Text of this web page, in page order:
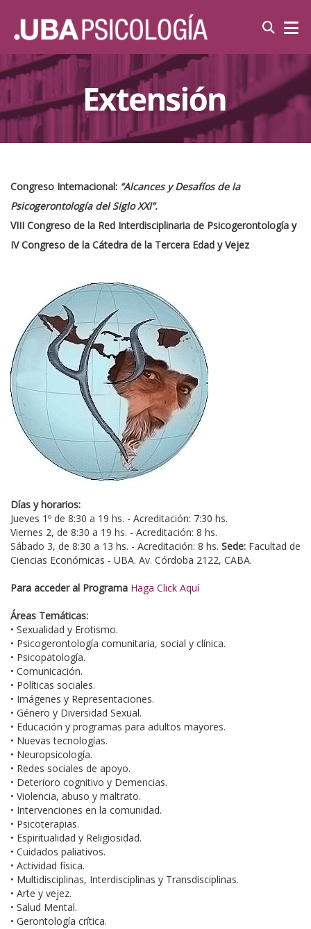
Congreso Internacional: “Alcances y Desafíos de la
Psicogerontología del Siglo XXI”.
VIII Congreso de la Red Interdisciplinaria de Psicogerontología y
IV Congreso de la Cátedra de la Tercera Edad y Vejez
Días y horarios:
Jueves 1º de 8:30 a 19 hs. - Acreditación: 7:30 hs.
Viernes 2, de 8:30 a 19 hs. - Acreditación: 8 hs.
Sábado 3, de 8:30 a 13 hs. - Acreditación: 8 hs. Sede: Facultad de
Ciencias Económicas - UBA. Av. Córdoba 2122, CABA.
Para acceder al Programa Haga Click Aquí
Áreas Temáticas:
• Sexualidad y Erotismo.
• Psicogerontología comunitaria, social y clínica.
• Psicopatología.
• Comunicación.
• Políticas sociales.
• Imágenes y Representaciones.
• Género y Diversidad Sexual.
• Educación y programas para adultos mayores.
• Nuevas tecnologías.
• Neuropsicología.
• Redes sociales de apoyo.
• Deterioro cognitivo y Demencias.
• Violencia, abuso y maltrato.
• Intervenciones en la comunidad.
• Psicoterapias.
• Espiritualidad y Religiosidad.
• Cuidados paliativos.
• Actividad física.
• Multidisciplinas, Interdisciplinas y Transdisciplinas.
• Arte y vejez.
• Salud Mental.
• Gerontología crítica.